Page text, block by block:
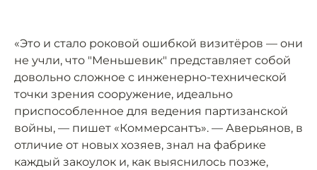
«Это и стало роковой ошибкой визитёров — они
не учли, что "Меньшевик" представляет собой
довольно сложное с инженерно-технической
точки зрения сооружение, идеально
приспособленное для ведения партизанской
войны, — пишет «Коммерсантъ». — Аверьянов, в
отличие от новых хозяев, знал на фабрике
каждый закоулок и, как выяснилось позже,